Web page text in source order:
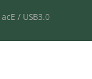
acE / USB3.0